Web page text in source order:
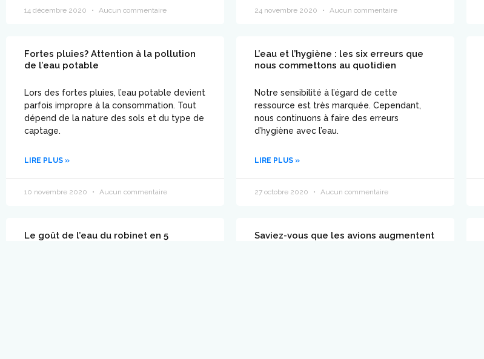
14 décembre 2020 Aucun commentaire 24 novembre 2020 Aucun commentaire
Fortes pluies? Attention à la pollution
de l’eau potable
Lors des fortes pluies, l’eau potable devient
parfois impropre à la consommation. Tout
dépend de la nature des sols et du type de
captage.
LIRE PLUS »
10 novembre 2020 Aucun commentaire
L’eau et l’hygiène : les six erreurs que
nous commettons au quotidien
Notre sensibilité à l’égard de cette
ressource est très marquée. Cependant,
nous continuons à faire des erreurs
d’hygiène avec l’eau.
LIRE PLUS »
27 octobre 2020 Aucun commentaire
Le goût de l’eau du robinet en 5
Saviez-vous que les avions augmentent